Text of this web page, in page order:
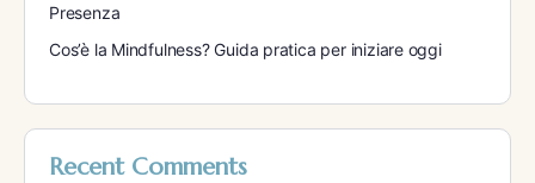
Presenza
Cos’è la Mindfulness? Guida pratica per iniziare oggi
Recent Comments